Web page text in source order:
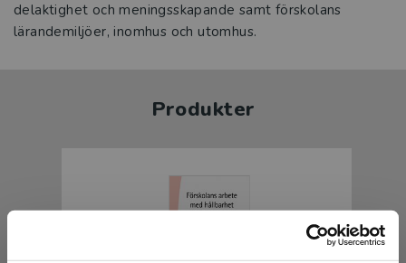
delaktighet och meningsskapande samt förskolans
lärandemiljöer, inomhus och utomhus.
Produkter